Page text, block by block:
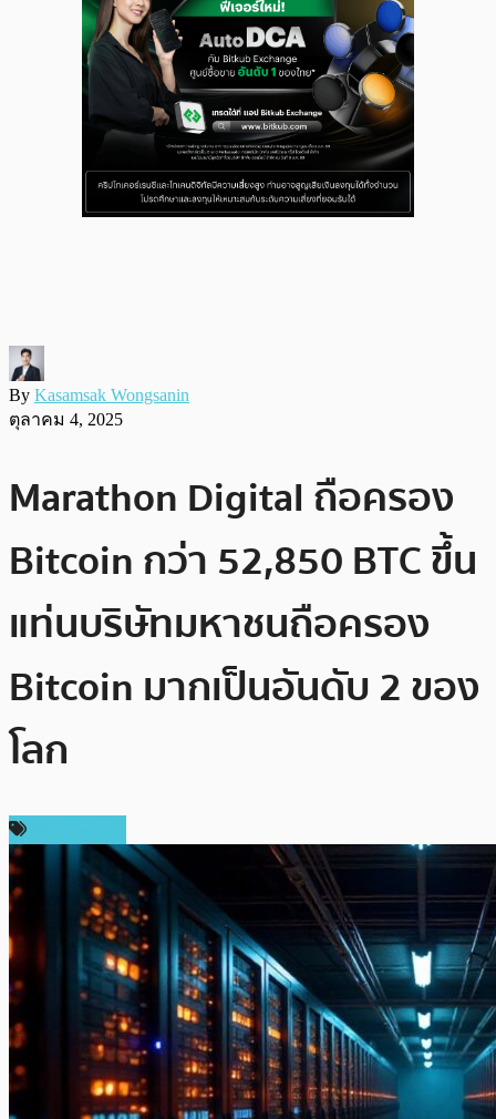
By Kasamsak Wongsanin
ตุลาคม 4, 2025
Marathon Digital ถือครอง
Bitcoin กว่า 52,850 BTC ขึ้น
แท่นบริษัทมหาชนถือครอง
Bitcoin มากเป็นอันดับ 2 ของ
โลก